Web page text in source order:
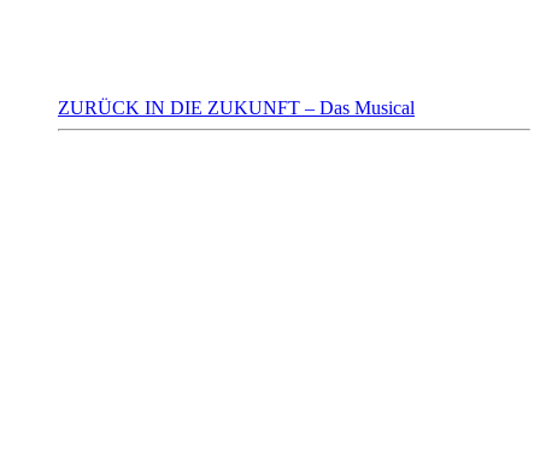
ZURÜCK IN DIE ZUKUNFT – Das Musical